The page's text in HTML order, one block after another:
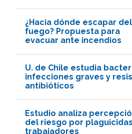
¿Hacia dónde escapar del
fuego? Propuesta para
evacuar ante incendios
U. de Chile estudia
infecciones graves y
antibióticos
Estudio analiza
del riesgo por
trabajadores